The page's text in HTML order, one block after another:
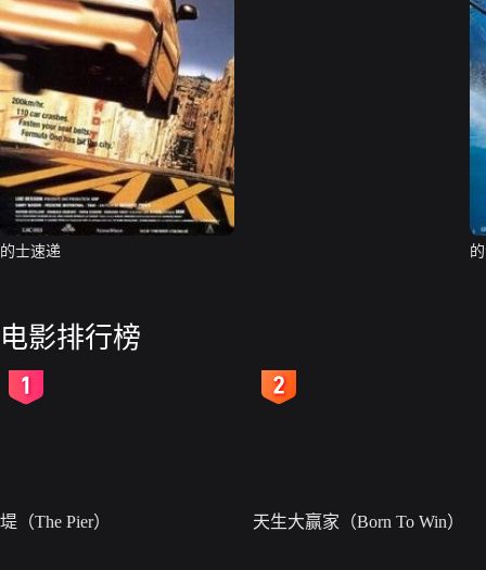
的士速递
电影排行榜
堤（The Pier） 天生大赢家（Born To Win）